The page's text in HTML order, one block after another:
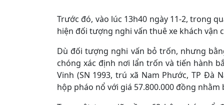
Trước đó, vào lúc 13h40 ngày 11-2, trong
hiện đối tượng nghi vấn thuê xe khách vận
Dù đối tượng nghi vấn bỏ trốn, nhưng
chóng xác định nơi lẩn trốn và tiến hành
Vinh (SN 1993, trú xã Nam Phước, TP Đà
hộp pháo nổ với giá 57.800.000 đồng nhằm